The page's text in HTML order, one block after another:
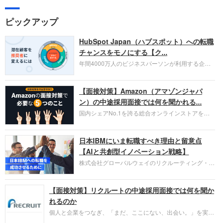
ピックアップ
HubSpot Japan（ハブスポット）への転職
チャンスをモノにする【ク...
年間4000万人のビジネスパーソンが利用する企業
お勧めするイチオシ企業をご紹介します。今回はク
ラウド型CRMプラットフォームを提供する
HubSpot Japan（ハブスポット・ジャパン）株式会
社です。採用面接対策の企業研究にご活用くださ
い。
【面接対策】Amazon（アマゾンジャパ
ン）の中途採用面接では何を聞かれる...
国内シェアNo.1を誇る総合オンラインストアを運
圧倒的な存在感を持つAmazon。中途採用面接では
過去の具体的な業務成果やリーダーシップの発揮、
失敗からの学びが重視され、人間性やカルチャーフ
ィットも評価対象となり、長期的に成長できる仲間
であるかを多角的に審査されます。
日本IBMにいま転職すべき理由と留意点
【AIと共創型イノベーション戦略】
株式会社グローバルウェイのリクルーティング・パ
パーソンが利用する企業口コミサイト「キャリコ
ネ」の転職エージェントがお勧めするイチオシ企業
IBMです。採用面接対策の企業研究にご活用くださ
い。
【面接対策】リクルートの中途採用面接では何を聞か
れるのか
個人と企業をつなぎ、「まだ、ここにない、出会い。」を実現